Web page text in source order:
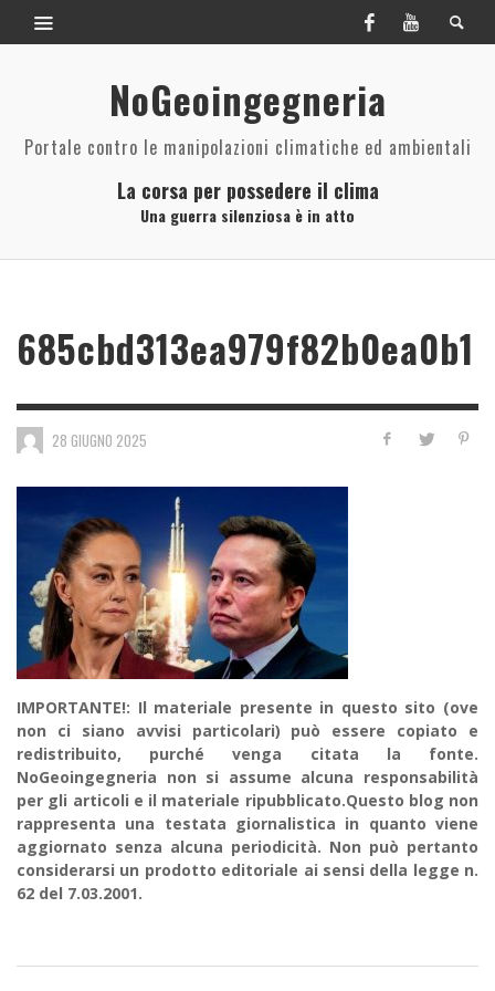
NoGeoingegneria
Portale contro le manipolazioni climatiche ed ambientali
La corsa per possedere il clima
Una guerra silenziosa è in atto
685cbd313ea979f82b0ea0b1
28 GIUGNO 2025
IMPORTANTE!: Il materiale presente in questo sito (ove
non ci siano avvisi particolari) può essere copiato e
redistribuito, purché venga citata la fonte.
NoGeoingegneria non si assume alcuna responsabilità
per gli articoli e il materiale ripubblicato.Questo blog non
rappresenta una testata giornalistica in quanto viene
aggiornato senza alcuna periodicità. Non può pertanto
considerarsi un prodotto editoriale ai sensi della legge n.
62 del 7.03.2001.